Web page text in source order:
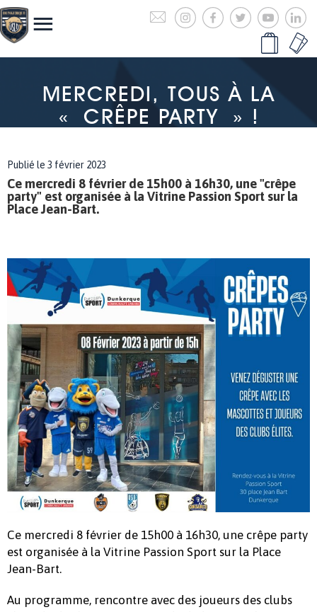
MERCREDI, TOUS À LA
« CRÊPE PARTY » !
Publié le 3 février 2023
Ce mercredi 8 février de 15h00 à 16h30, une "crêpe
party" est organisée à la Vitrine Passion Sport sur la
Place Jean-Bart.
Ce mercredi 8 février de 15h00 à 16h30, une crêpe party
est organisée à la Vitrine Passion Sport sur la Place
Jean-Bart.
Au programme, rencontre avec des joueurs des clubs